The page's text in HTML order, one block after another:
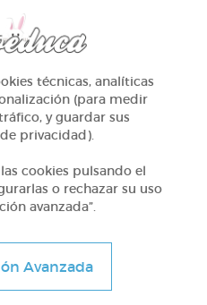
(6-7 años)
cuerpo
técnicas, analíticas
(para medir
y guardar sus
privacidad).
cookies pulsando el
o rechazar su uso
avanzada”.
Avanzada